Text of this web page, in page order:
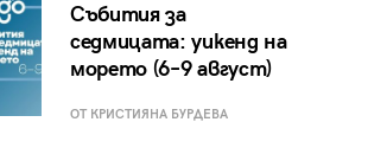
Събития за
седмицата: уикенд на
морето (6–9 август)
ОТ КРИСТИЯНА БУРДЕВА